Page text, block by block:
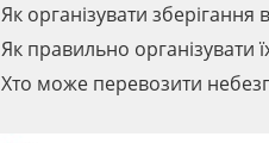
Як організувати
Як правильно організувати
Хто може перевозити